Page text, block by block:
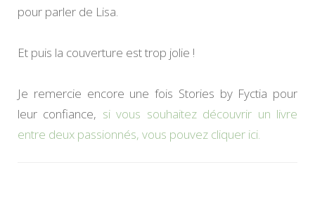
pour parler de Lisa.
Et puis la couverture est trop jolie !
Je remercie encore une fois Stories by Fyctia pour
leur confiance, si vous souhaitez découvrir un livre
entre deux passionnés, vous pouvez cliquer ici.